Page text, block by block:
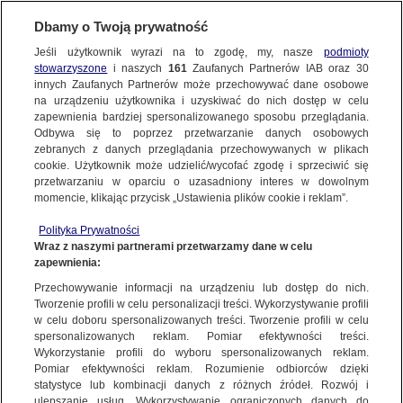
NAJNOWSZE
ZOBACZ FAKTY
FAKTY PO FAKTACH
FAKTY O ŚWIECIE
WIĘCEJ
KANAŁY
Dzień dobry!
Jedno konto do wszystkich usług
Dbamy o Twoją prywatność
Jeśli użytkownik wyrazi na to zgodę, my, nasze podmioty
stowarzyszone i naszych 161Zaufanych Partnerów IAB oraz 30
innych Zaufanych Partnerów może przechowywać dane osobowe
na urządzeniu użytkownika i uzyskiwać do nich dostęp w celu
zapewnienia bardziej spersonalizowanego sposobu przeglądania.
Odbywa się to poprzez przetwarzanie danych osobowych
zebranych z danych przeglądania przechowywanych w plikach
cookie. Użytkownik może udzielić/wycofać zgodę i sprzeciwić się
przetwarzaniu w oparciu o uzasadniony interes w dowolnym
momencie, klikając przycisk „Ustawienia plików cookie i reklam”.
Polityka Prywatności
Wraz z naszymi partnerami przetwarzamy dane w celu
zapewnienia:
Przechowywanie informacji na urządzeniu lub dostęp do nich.
Tworzenie profili w celu personalizacji treści. Wykorzystywanie profili
w celu doboru spersonalizowanych treści. Tworzenie profili w celu
spersonalizowanych reklam. Pomiar efektywności treści.
Wykorzystanie profili do wyboru spersonalizowanych reklam.
Pomiar efektywności reklam. Rozumienie odbiorców dzięki
statystyce lub kombinacji danych z różnych źródeł. Rozwój i